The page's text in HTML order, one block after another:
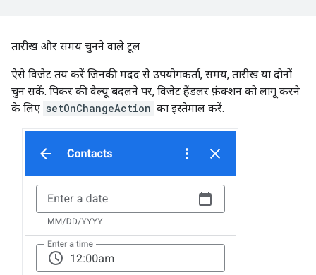
तारीख और समय चुनने वाले टूल
ऐसे विजेट तय करें जिनकी मदद से उपयोगकर्ता, समय, तारीख या दोनों
चुन सकें. पिकर की वैल्यू बदलने पर, विजेट हैंडलर फ़ंक्शन को लागू करने
के लिए setOnChangeAction का इस्तेमाल करें.